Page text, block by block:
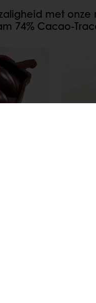
met
74% Cacao-